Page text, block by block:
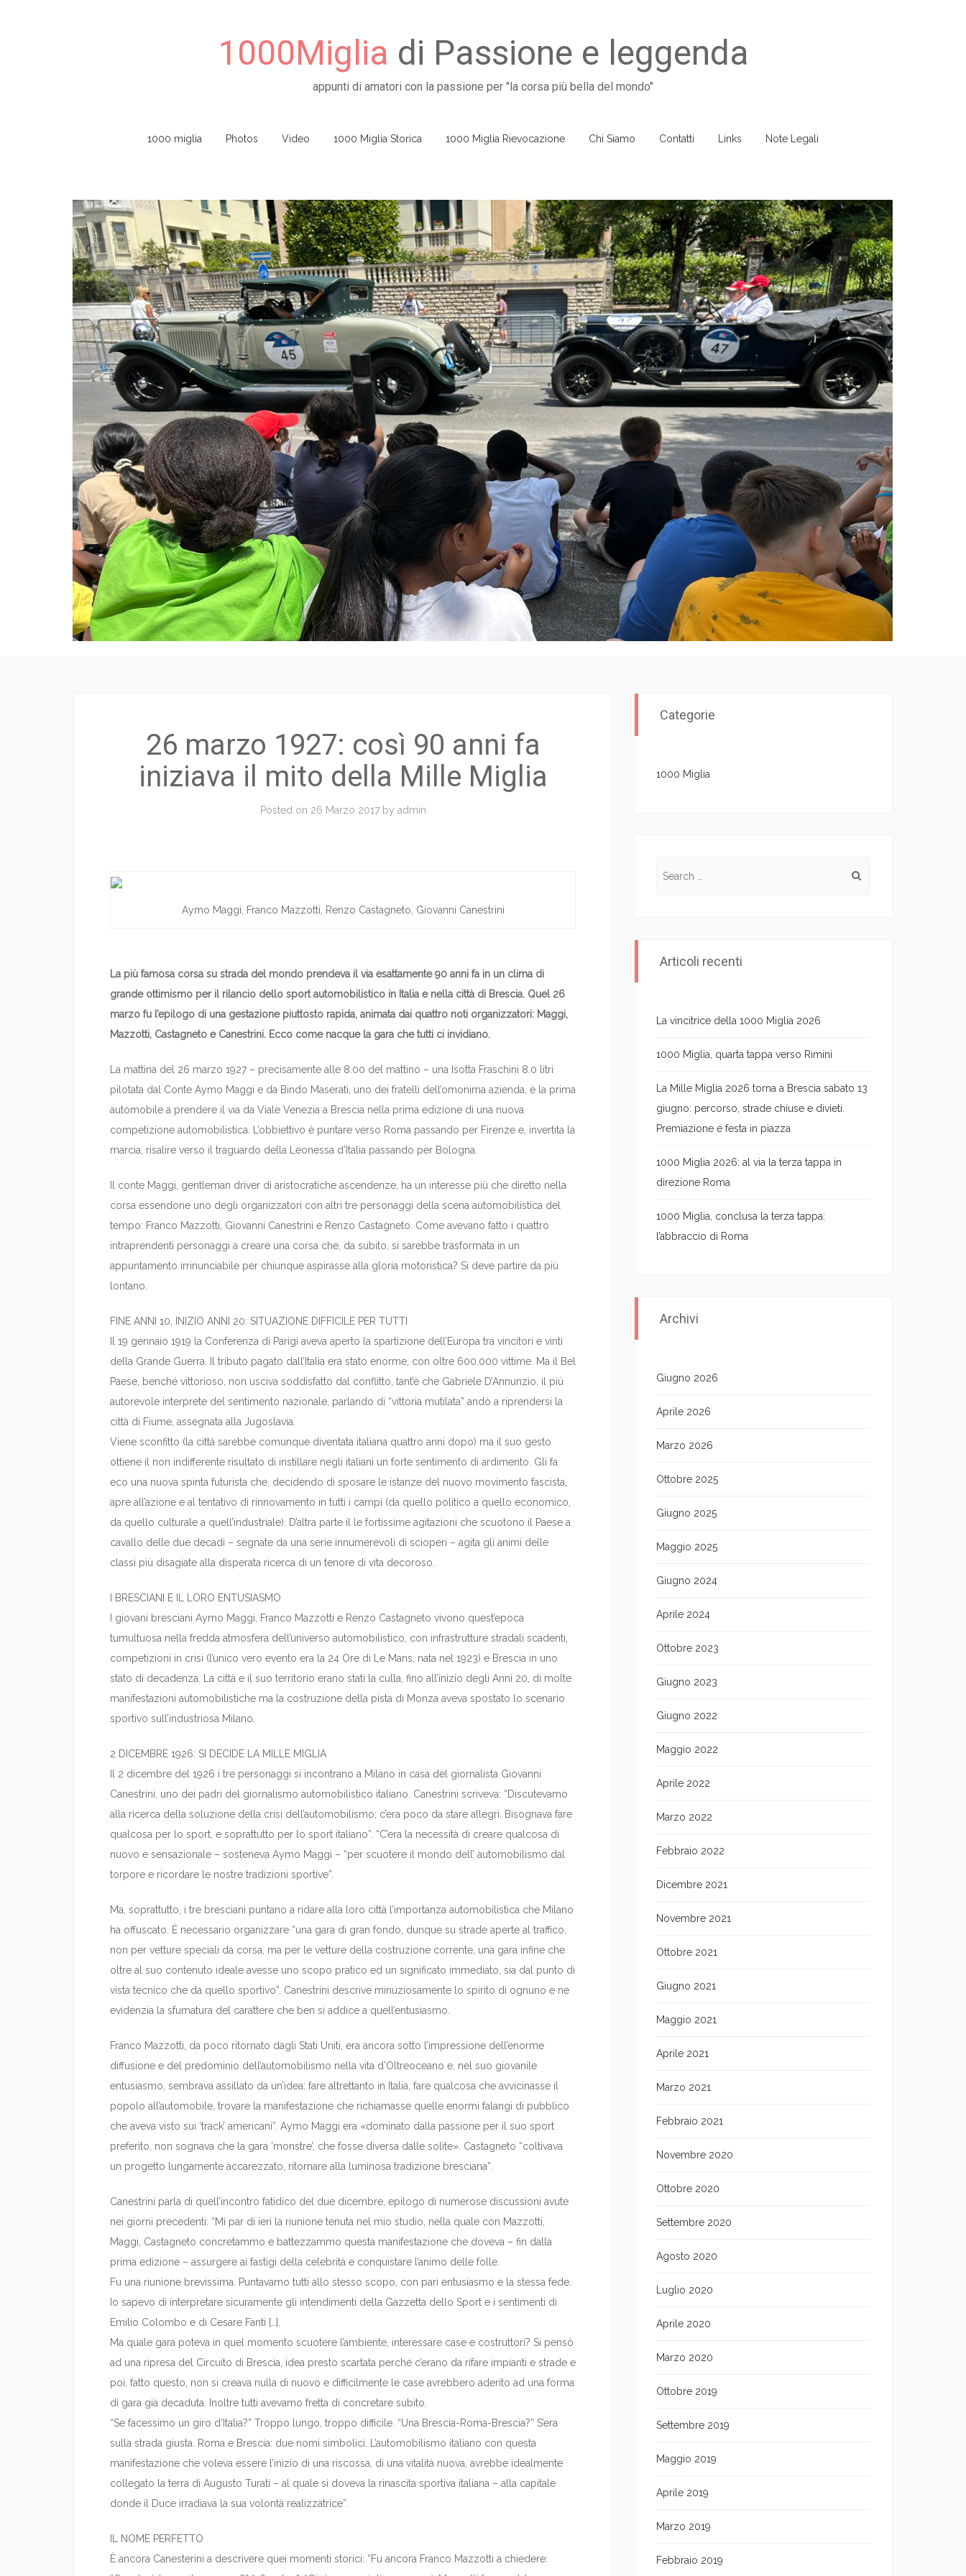
1000Miglia di Passione e leggenda
appunti di amatori con la passione per "la corsa più bella del mondo"
1000 miglia Photos Video 1000 Miglia Storica 1000 Miglia Rievocazione Chi Siamo Contatti Links Note Legali
26 marzo 1927: così 90 anni fa
iniziava il mito della Mille Miglia
Posted on 26 Marzo 2017by admin
Aymo Maggi, Franco Mazzotti, Renzo Castagneto, Giovanni Canestrini
La più famosa corsa su strada del mondo prendeva il via esattamente 90 anni fa in un clima di
grande ottimismo per il rilancio dello sport automobilistico in Italia e nella città di Brescia. Quel 26
marzo fu l’epilogo di una gestazione piuttosto rapida, animata dai quattro noti organizzatori: Maggi,
Mazzotti, Castagneto e Canestrini. Ecco come nacque la gara che tutti ci invidiano.
La mattina del 26 marzo 1927 – precisamente alle 8.00 del mattino – una Isotta Fraschini 8.0 litri
pilotata dal Conte Aymo Maggi e da Bindo Maserati, uno dei fratelli dell’omonima azienda, è la prima
automobile a prendere il via da Viale Venezia a Brescia nella prima edizione di una nuova
competizione automobilistica. L’obbiettivo è puntare verso Roma passando per Firenze e, invertita la
marcia, risalire verso il traguardo della Leonessa d’Italia passando per Bologna.
Il conte Maggi, gentleman driver di aristocratiche ascendenze, ha un interesse più che diretto nella
corsa essendone uno degli organizzatori con altri tre personaggi della scena automobilistica del
tempo: Franco Mazzotti, Giovanni Canestrini e Renzo Castagneto. Come avevano fatto i quattro
intraprendenti personaggi a creare una corsa che, da subito, si sarebbe trasformata in un
appuntamento irrinunciabile per chiunque aspirasse alla gloria motoristica? Si deve partire da più
lontano.
FINE ANNI 10, INIZIO ANNI 20: SITUAZIONE DIFFICILE PER TUTTI
Il 19 gennaio 1919 la Conferenza di Parigi aveva aperto la spartizione dell’Europa tra vincitori e vinti
della Grande Guerra. Il tributo pagato dall’Italia era stato enorme, con oltre 600.000 vittime. Ma il Bel
Paese, benché vittorioso, non usciva soddisfatto dal conflitto, tant’è che Gabriele D’Annunzio, il più
autorevole interprete del sentimento nazionale, parlando di “vittoria mutilata” andò a riprendersi la
città di Fiume, assegnata alla Jugoslavia.
Viene sconfitto (la città sarebbe comunque diventata italiana quattro anni dopo) ma il suo gesto
ottiene il non indifferente risultato di instillare negli italiani un forte sentimento di ardimento. Gli fa
eco una nuova spinta futurista che, decidendo di sposare le istanze del nuovo movimento fascista,
apre all’azione e al tentativo di rinnovamento in tutti i campi (da quello politico a quello economico,
da quello culturale a quell’industriale). D’altra parte il le fortissime agitazioni che scuotono il Paese a
cavallo delle due decadi – segnate da una serie innumerevoli di scioperi – agita gli animi delle
classi più disagiate alla disperata ricerca di un tenore di vita decoroso.
I BRESCIANI E IL LORO ENTUSIASMO
I giovani bresciani Aymo Maggi, Franco Mazzotti e Renzo Castagneto vivono quest’epoca
tumultuosa nella fredda atmosfera dell’universo automobilistico, con infrastrutture stradali scadenti,
competizioni in crisi (l’unico vero evento era la 24 Ore di Le Mans, nata nel 1923) e Brescia in uno
stato di decadenza. La città e il suo territorio erano stati la culla, fino all’inizio degli Anni 20, di molte
manifestazioni automobilistiche ma la costruzione della pista di Monza aveva spostato lo scenario
sportivo sull’industriosa Milano.
2 DICEMBRE 1926: SI DECIDE LA MILLE MIGLIA
Il 2 dicembre del 1926 i tre personaggi si incontrano a Milano in casa del giornalista Giovanni
Canestrini, uno dei padri del giornalismo automobilistico italiano. Canestrini scriveva: “Discutevamo
alla ricerca della soluzione della crisi dell’automobilismo; c’era poco da stare allegri. Bisognava fare
qualcosa per lo sport, e soprattutto per lo sport italiano”. “C’era la necessità di creare qualcosa di
nuovo e sensazionale – sosteneva Aymo Maggi – “per scuotere il mondo dell’ automobilismo dal
torpore e ricordare le nostre tradizioni sportive”.
Ma, soprattutto, i tre bresciani puntano a ridare alla loro città l’importanza automobilistica che Milano
ha offuscato. È necessario organizzare “una gara di gran fondo, dunque su strade aperte al traffico,
non per vetture speciali da corsa, ma per le vetture della costruzione corrente, una gara infine che
oltre al suo contenuto ideale avesse uno scopo pratico ed un significato immediato, sia dal punto di
vista tecnico che da quello sportivo”. Canestrini descrive minuziosamente lo spirito di ognuno e ne
evidenzia la sfumatura del carattere che ben si addice a quell’entusiasmo.
Franco Mazzotti, da poco ritornato dagli Stati Uniti, era ancora sotto l’impressione dell’enorme
diffusione e del predominio dell’automobilismo nella vita d’Oltreoceano e, nel suo giovanile
entusiasmo, sembrava assillato da un’idea: fare altrettanto in Italia, fare qualcosa che avvicinasse il
popolo all’automobile, trovare la manifestazione che richiamasse quelle enormi falangi di pubblico
che aveva visto sui ‘track’ americani”. Aymo Maggi era «dominato dalla passione per il suo sport
preferito, non sognava che la gara ‘monstre’, che fosse diversa dalle solite». Castagneto “coltivava
un progetto lungamente accarezzato, ritornare alla luminosa tradizione bresciana”.
Canestrini parla di quell’incontro fatidico del due dicembre, epilogo di numerose discussioni avute
nei giorni precedenti: “Mi par di ieri la riunione tenuta nel mio studio, nella quale con Mazzotti,
Maggi, Castagneto concretammo e battezzammo questa manifestazione che doveva – fin dalla
prima edizione – assurgere ai fastigi della celebrità e conquistare l’animo delle folle.
Fu una riunione brevissima. Puntavamo tutti allo stesso scopo, con pari entusiasmo e la stessa fede.
Io sapevo di interpretare sicuramente gli intendimenti della Gazzetta dello Sport e i sentimenti di
Emilio Colombo e di Cesare Fanti […].
Ma quale gara poteva in quel momento scuotere l’ambiente, interessare case e costruttori? Si pensò
ad una ripresa del Circuito di Brescia, idea presto scartata perché c’erano da rifare impianti e strade e
poi, fatto questo, non si creava nulla di nuovo e difficilmente le case avrebbero aderito ad una forma
di gara già decaduta. Inoltre tutti avevamo fretta di concretare subito.
“Se facessimo un giro d’Italia?” Troppo lungo, troppo difficile. “Una Brescia-Roma-Brescia?” S’era
sulla strada giusta. Roma e Brescia: due nomi simbolici. L’automobilismo italiano con questa
manifestazione che voleva essere l’inizio di una riscossa, di una vitalità nuova, avrebbe idealmente
collegato la terra di Augusto Turati – al quale si doveva la rinascita sportiva italiana – alla capitale
donde il Duce irradiava la sua volontà realizzatrice”.
IL NOME PERFETTO
È ancora Canesterini a descrivere quei momenti storici: “Fu ancora Franco Mazzotti a chiedere:
Categorie
1000 Miglia
Articoli recenti
La vincitrice della 1000 Miglia 2026
1000 Miglia, quarta tappa verso Rimini
La Mille Miglia 2026 torna a Brescia sabato 13
giugno: percorso, strade chiuse e divieti.
Premiazione e festa in piazza
1000 Miglia 2026: al via la terza tappa in
direzione Roma
1000 Miglia, conclusa la terza tappa:
l’abbraccio di Roma
Archivi
Giugno 2026
Aprile 2026
Marzo 2026
Ottobre 2025
Giugno 2025
Maggio 2025
Giugno 2024
Aprile 2024
Ottobre 2023
Giugno 2023
Giugno 2022
Maggio 2022
Aprile 2022
Marzo 2022
Febbraio 2022
Dicembre 2021
Novembre 2021
Ottobre 2021
Giugno 2021
Maggio 2021
Aprile 2021
Marzo 2021
Febbraio 2021
Novembre 2020
Ottobre 2020
Settembre 2020
Agosto 2020
Luglio 2020
Aprile 2020
Marzo 2020
Ottobre 2019
Settembre 2019
Maggio 2019
Aprile 2019
Marzo 2019
Febbraio 2019